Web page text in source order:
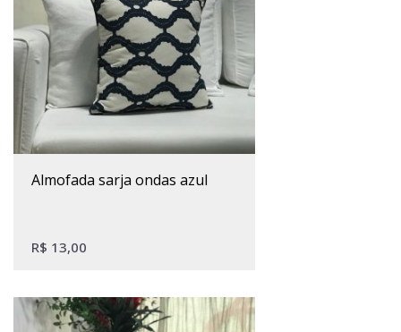
almofada sarja ondas azul
R$ 13,00